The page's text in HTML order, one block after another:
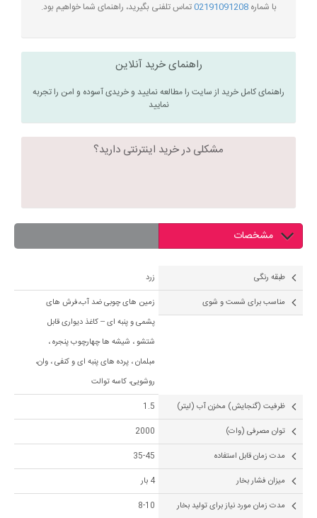
با شماره02191091208تماس تلفنی بگیرید، راهنمای شما خواهیم بود.
راهنمای خرید آنلاین
راهنمای کامل خرید از سایت را مطالعه نمایید و خریدی آسوده و امن را تجربه
نمایید
مشکلی در خرید اینترنتی دارید؟
مشخصات
طبقه رنگی
زرد
مناسب برای شست و شوی
زمین های چوبی ضد آب،فرش های
پشمی و پنبه ای – کاغذ دیواری قابل
شتشو ، شیشه ها چهارچوب پنجره ،
مبلمان ، پرده های پنبه ای و کنفی ، وان،
روشویی، کاسه توالت
ظرفیت (گنجایش) مخزن آب (لیتر)
1.5
توان مصرفی (وات)
2000
مدت زمان قابل استفاده
35-45
میزان فشار بخار
4 بار
مدت زمان مورد نیاز برای تولید بخار
8-10